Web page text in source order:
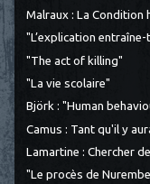
Malraux : La Condition
"L’explication entraîne-
"The act of killing"
"La vie scolaire"
Björk : "Human
Camus : Tant qu'il y
Lamartine : Chercher
"Le procès de